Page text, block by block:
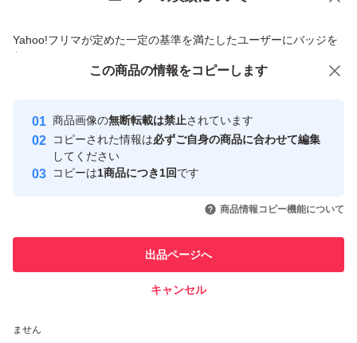
Yahoo!フリマが定めた一定の基準を満たしたユーザーにバッジを
付与しています
安心取引出品者
心・安全なユーザーです
取引実績
引を完了させた実績があります
での取引実績があります
ません
この商品の情報をコピーします
商品画像の無断転載は禁止されています
コピーされた情報は必ずご自身の商品に合わせて編集
してください
コピーは1商品につき1回です
商品情報コピー機能について
出品ページへ
キャンセル
この商品をみている人にオススメ